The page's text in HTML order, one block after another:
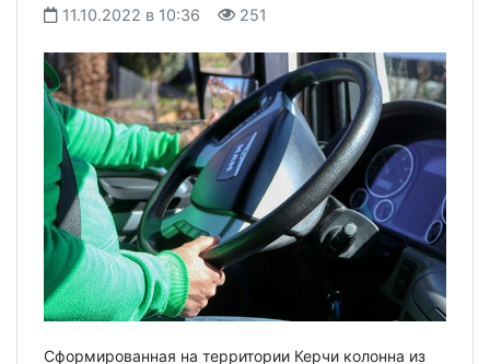
11.10.2022 в 10:36 251
Сформированная на территории Керчи колонна из